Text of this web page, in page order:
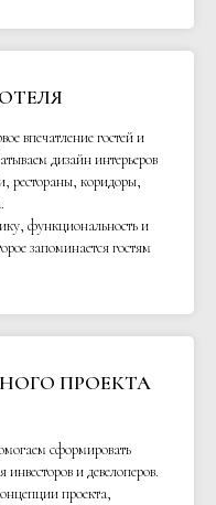
впечатление гостей и
дизайн интерьеров
рестораны, коридоры,
функциональность и
запоминается гостям
ПРОЕКТА
сформировать
и девелоперов.
проекта,